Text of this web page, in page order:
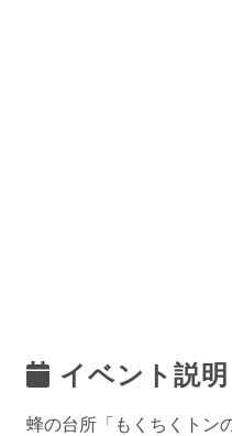
イベント説明
蜂の台所「もくちくトン